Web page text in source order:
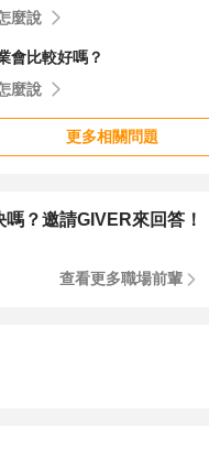
麼說
會比較好嗎？
麼說
更多相關問題
？邀請GIVER來回答！
查看更多職場前輩